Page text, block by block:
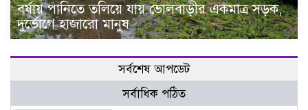
বর্ষায় পানিতে তলিয়ে যায় ভোলবাড়ীর একমাত্র সড়ক,
দুর্ভোগে হাজারো মানুষ
সর্বশেষ আপডেট
সর্বাধিক পঠিত